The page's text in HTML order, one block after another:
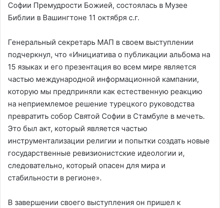
Софии Премудрости Божией, состоялась в Музее
Библии в Вашингтоне 11 октября с.г.
Генеральный секретарь МАП в своем выступлении
подчеркнул, что «Инициатива о публикации альбома на
15 языках и его презентация во всем мире является
частью международной информационной кампании,
которую мы предприняли как естественную реакцию
на неприемлемое решение турецкого руководства
превратить собор Святой Софии в Стамбуле в мечеть.
Это был акт, который является частью
инструментализации религии и попытки создать новые
государственные ревизионистские идеологии и,
следовательно, который опасен для мира и
стабильности в регионе».
В завершении своего выступления он пришел к